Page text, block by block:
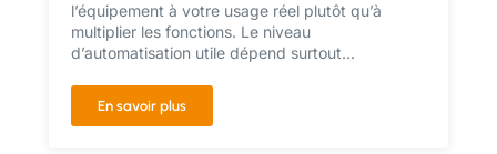
l’équipement à votre usage réel plutôt qu’à
multiplier les fonctions. Le niveau
d’automatisation utile dépend surtout...
En savoir plus